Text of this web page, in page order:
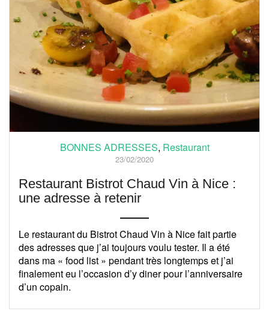
BONNES ADRESSES, Restaurant
23/02/2020
Restaurant Bistrot Chaud Vin à Nice :
une adresse à retenir
Le restaurant du Bistrot Chaud Vin à Nice fait partie
des adresses que j’ai toujours voulu tester. Il a été
dans ma « food list » pendant très longtemps et j’ai
finalement eu l’occasion d’y diner pour l’anniversaire
d’un copain.